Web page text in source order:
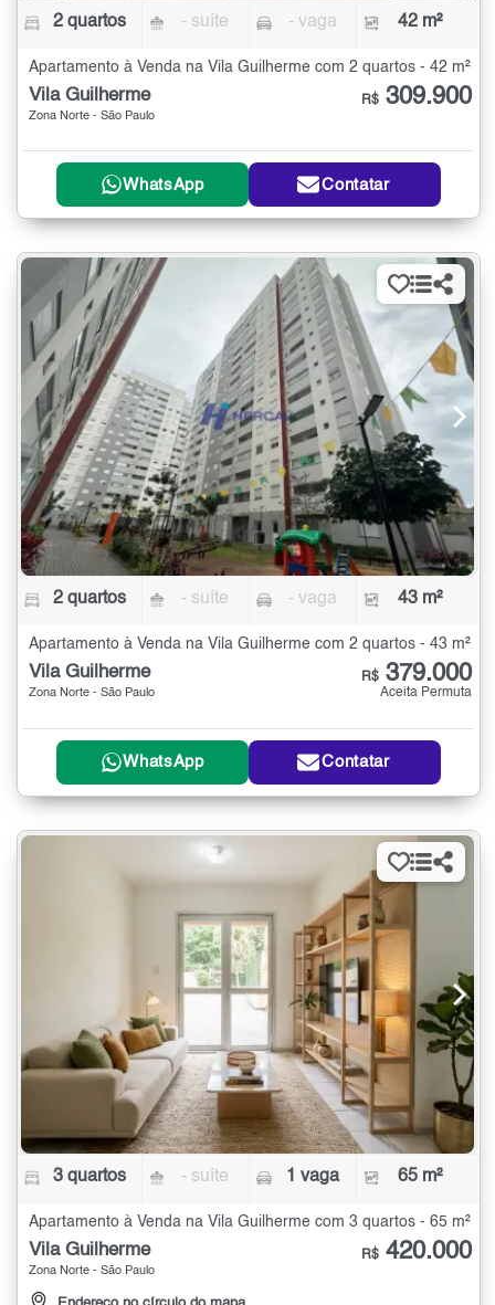
2 quartos - suíte - vaga 42 m²
Apartamento à Venda na Vila Guilherme com 2 quartos - 42 m²
Vila Guilherme
Zona Norte - São Paulo
R$ 309.900
WhatsApp Contatar
2 quartos - suíte - vaga 43 m²
Apartamento à Venda na Vila Guilherme com 2 quartos - 43 m²
Vila Guilherme
Zona Norte - São Paulo
R$ 379.000
Aceita Permuta
WhatsApp Contatar
3 quartos - suíte 1 vaga 65 m²
Apartamento à Venda na Vila Guilherme com 3 quartos - 65 m²
Vila Guilherme
Zona Norte - São Paulo
R$ 420.000